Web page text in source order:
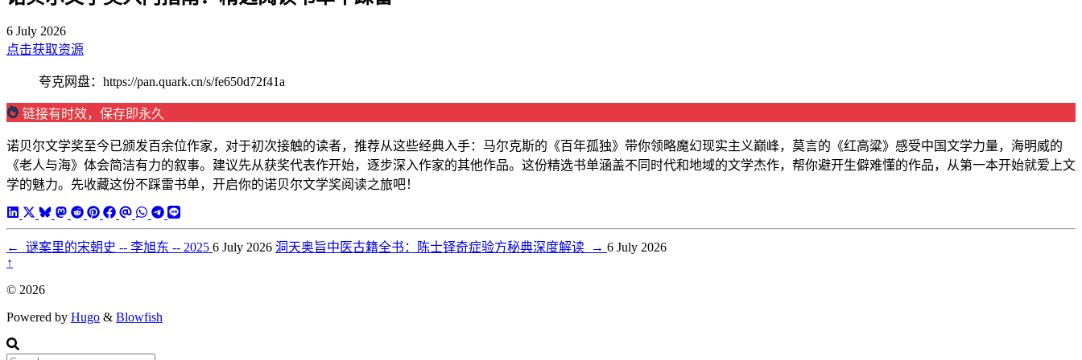
6 July 2026
点击获取资源
夸克网盘：https://pan.quark.cn/s/fe650d72f41a
链接有时效，保存即永久
诺贝尔文学奖至今已颁发百余位作家，对于初次接触的读者，推荐从这些经典入手：马尔克斯的《百年孤独》带你领略魔幻现实主义巅峰，莫言的《红高粱》感受中国文学力量，海明威的
《老人与海》体会简洁有力的叙事。建议先从获奖代表作开始，逐步深入作家的其他作品。这份精选书单涵盖不同时代和地域的文学杰作，帮你避开生僻难懂的作品，从第一本开始就爱上文
学的魅力。先收藏这份不踩雷书单，开启你的诺贝尔文学奖阅读之旅吧！
← 谜案里的宋朝史 -- 李旭东 -- 2025 6 July 2026 洞天奥旨中医古籍全书：陈士铎奇症验方秘典深度解读 → 6 July 2026
↑
© 2026
Powered by Hugo & Blowfish